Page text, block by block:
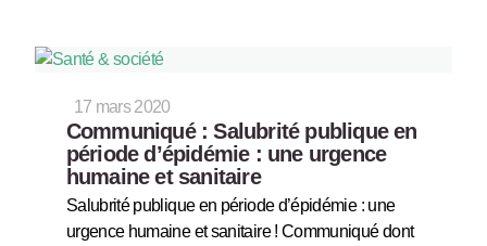
17 mars 2020
Communiqué : Salubrité publique en
période d’épidémie : une urgence
humaine et sanitaire
Salubrité publique en période d’épidémie : une
urgence humaine et sanitaire ! Communiqué dont